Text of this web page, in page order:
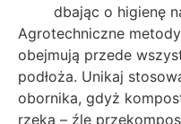
dbając o higienę
Agrotechniczne
obejmują przede
podłoża. Unikaj
obornika, gdyż
rzeka – źle